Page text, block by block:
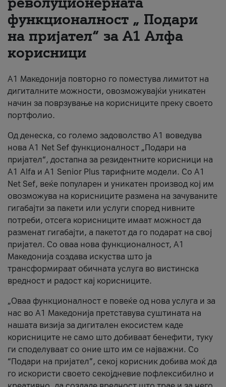
За нас
#ПодобарОнлајн
функционалност „ Подари
на пријател“ за А1 Алфа
корисници
А1 Македонија повторно го поместува лимитот на
дигиталните можности, овозможувајќи уникатен
начин за поврзување на корисниците преку своето
портфолио.
Од денеска, со големо задоволство А1 воведува
нова A1 Net Sef функционалност „Подари на
пријател“, достапна за резидентните корисници на
А1 Alfa и A1 Senior Plus тарифните модели. Со A1
Net Sef, веќе популарен и уникатен производ кој им
овозможува на корисниците размена на зачуваните
гигабајти за пакети или услуги според нивните
потреби, отсега корисниците имаат можност да
разменат гигабајти, а пакетот да го подарат на свој
пријател. Со оваа нова функционалност, А1
Македонија создава искуства што ја
трансформираат обичната услуга во вистинска
вредност и радост кај корисниците.
„Оваа функционалност е повеќе од нова услуга и за
нас во А1 Македонија претставува суштината на
нашата визија за дигитален екосистем каде
корисниците не само што добиваат бенефити, туку
ги споделуваат со оние што им се најважни. Со
“Подари на пријател”, секој корисник добива моќ да
го искористи своето секојдневие пофлексибилно и